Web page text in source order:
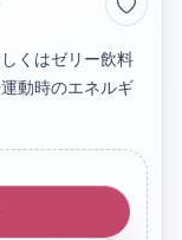
くはゼリー飲料
動時のエネルギ